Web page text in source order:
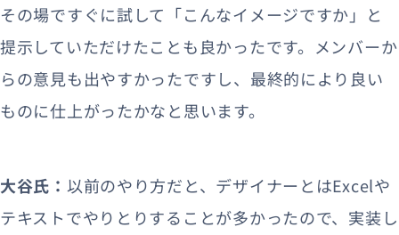
その場ですぐに試して「こんなイメージですか」と
提示していただけたことも良かったです。メンバーか
らの意見も出やすかったですし、最終的により良い
ものに仕上がったかなと思います。
大谷氏： 以前のやり方だと、デザイナーとはExcelや
テキストでやりとりすることが多かったので、実装し